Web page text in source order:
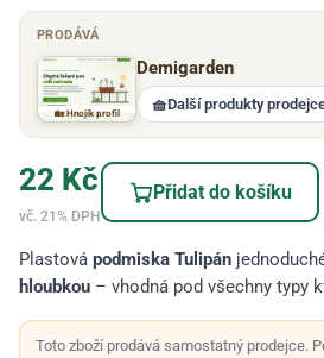
PRODÁVÁ
🏡 Hnojík profil
Demigarden
🧺Další produkty
22 Kč
vč. 21% DPH
Přidat do košíku
Plastová podmiska Tulipán
hloubkou – vhodná pod všechny typy
Toto zboží prodává samostatný prodejce.